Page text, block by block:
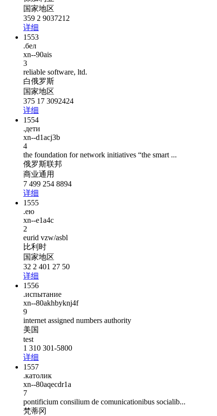
国家地区
359 2 9037212
详细
1553
.бел
xn--90ais
3
reliable software, ltd.
白俄罗斯
国家地区
375 17 3092424
详细
1554
.дети
xn--d1acj3b
4
the foundation for network initiatives “the smart ...
俄罗斯联邦
商业通用
7 499 254 8894
详细
1555
.ею
xn--e1a4c
2
eurid vzw/asbl
比利时
国家地区
32 2 401 27 50
详细
1556
.испытание
xn--80akhbyknj4f
9
internet assigned numbers authority
美国
test
1 310 301-5800
详细
1557
.католик
xn--80aqecdr1a
7
pontificium consilium de comunicationibus socialib...
梵蒂冈